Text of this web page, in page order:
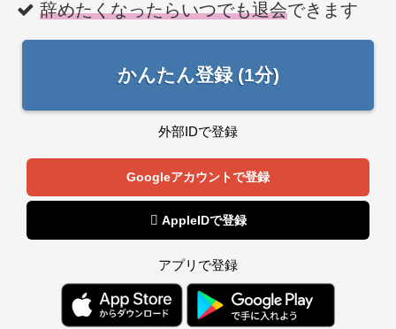
辞めたくなったらいつでも退会できます
かんたん登録 (1分)
外部IDで登録
Googleアカウントで登録
 AppleIDで登録
アプリで登録